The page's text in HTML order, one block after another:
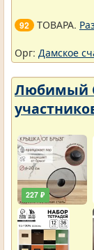
92 ТОВАРА.
Орг: Дамское
Любимый
227 ₽